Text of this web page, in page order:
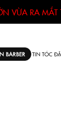
VỪA RA MẮT
BARBER TIN TÓC